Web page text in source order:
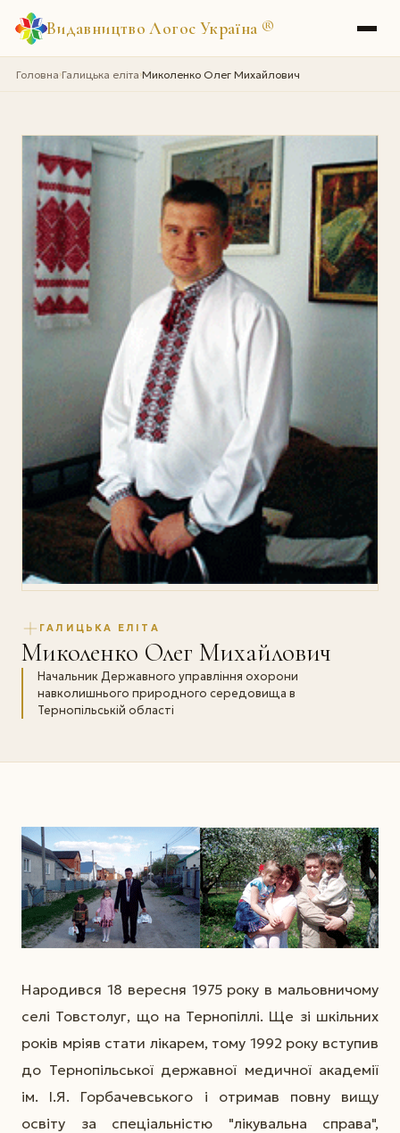
Видавництво Логос Україна ®
Головна›Галицька еліта›Миколенко Олег Михайлович
ГАЛИЦЬКА ЕЛІТА
Миколенко Олег Михайлович
Начальник Державного управління охорони
навколишнього природного середовища в
Тернопільській області
Народився 18 вересня 1975 року в мальовничому
селі Товстолуг, що на Тернопіллі. Ще зі шкільних
років мріяв стати лікарем, тому 1992 року вступив
до Тернопільської державної медичної академії
ім. І.Я. Горбачевського і отримав повну вищу
освіту за спеціальністю "лікувальна справа",